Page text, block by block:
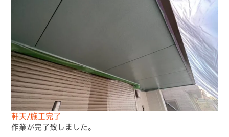
軒天/施工完了
作業が完了致しました。